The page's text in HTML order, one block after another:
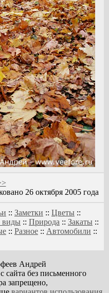
26 октября 2005 года
:: Заметки :: Цветы ::
виды :: Природа :: Закаты ::
:: Разное :: Автомобили ::
Андрей
сайта без письменного
запрещено,